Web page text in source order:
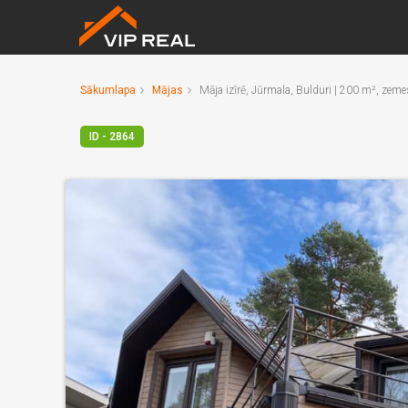
Sākumlapa Mājas Māja izīrē, Jūrmala, Bulduri | 200 m²,
ID - 2864